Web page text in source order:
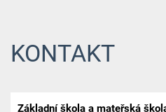
KONTAKT
Základní škola a mateřská